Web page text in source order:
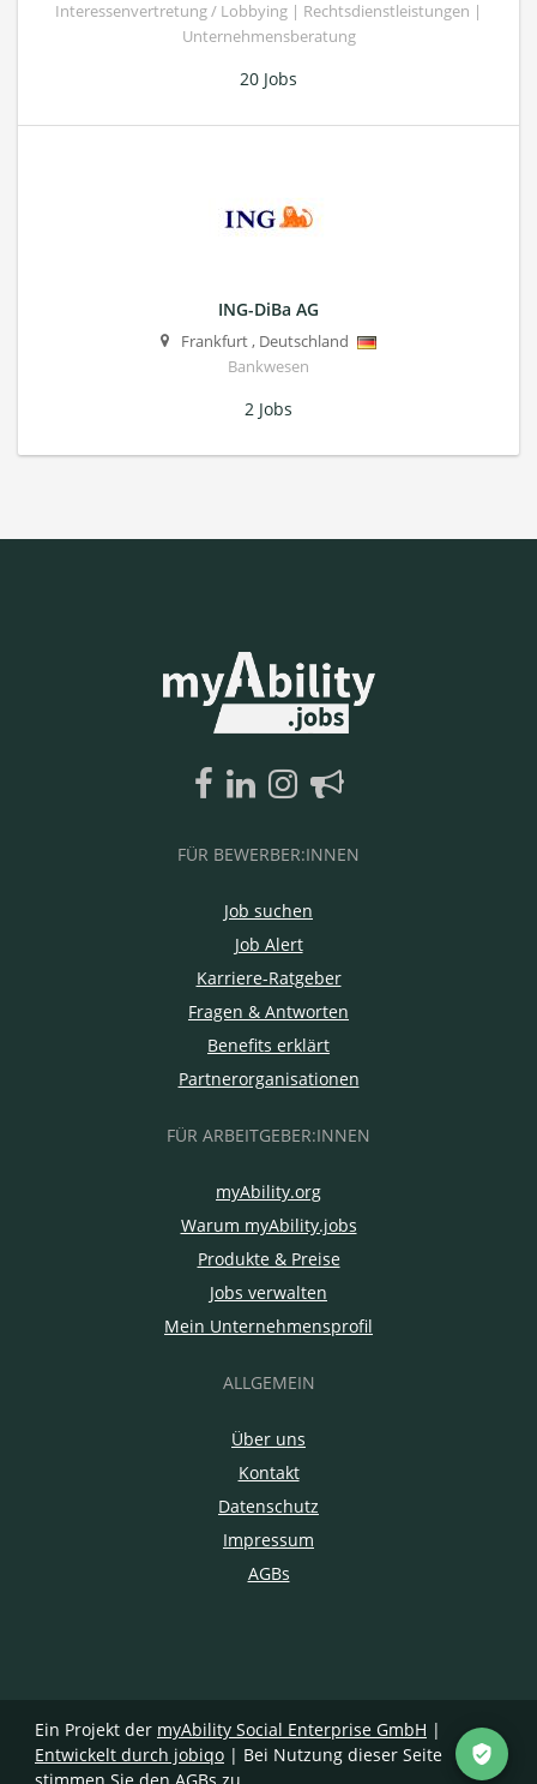
Interessenvertretung / Lobbying | Rechtsdienstleistungen |
Unternehmensberatung
20 Jobs
ING-DiBa AG
Frankfurt, Deutschland
Bankwesen
2 Jobs
FÜR BEWERBER:INNEN
Job suchen
Job Alert
Karriere-Ratgeber
Fragen & Antworten
Benefits erklärt
Partnerorganisationen
FÜR ARBEITGEBER:INNEN
myAbility.org
Warum myAbility.jobs
Produkte & Preise
Jobs verwalten
Mein Unternehmensprofil
ALLGEMEIN
Über uns
Kontakt
Datenschutz
Impressum
AGBs
Ein Projekt der myAbility Social Enterprise GmbH |
Entwickelt durch jobiqo | Bei Nutzung dieser Seite